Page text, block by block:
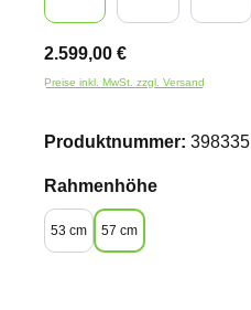
2.599,00 €
Preise inkl. MwSt. zzgl. Versand
Produktnummer: 398335
Rahmenhöheauswählen
53 cm 57 cm